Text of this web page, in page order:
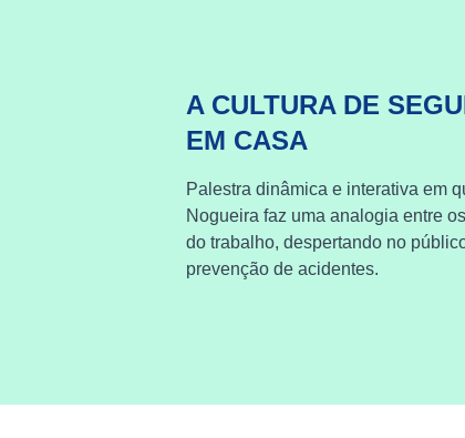
A CULTURA DE
EM CASA
Palestra dinâmica e interativa em
Nogueira faz uma analogia entre
do trabalho, despertando no
prevenção de acidentes.